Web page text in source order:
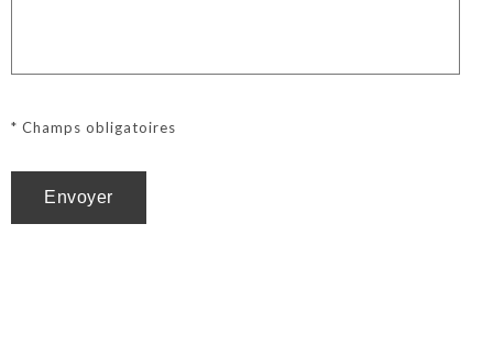
* Champs obligatoires